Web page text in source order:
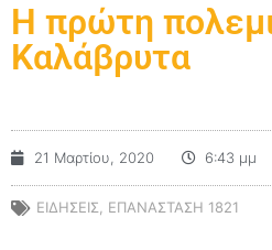
Η πρώτη
Καλάβρυτα
21 Μαρτίου, 2020 6:43 μμ
ΕΙΔΗΣΕΙΣ ΕΠΑΝΑΣΤΑΣΗ 1821